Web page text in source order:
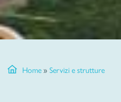
Home » Servizi e strutture